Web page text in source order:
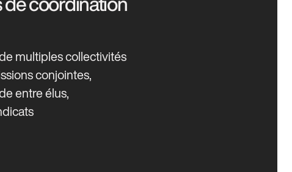
multiples collectivités
conjointes,
entre élus,